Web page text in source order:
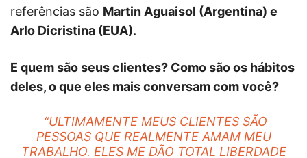
referências são Martin Aguaisol (Argentina) e
Arlo Dicristina (EUA).
E quem são seus clientes? Como são os hábitos
deles, o que eles mais conversam com você?
“ULTIMAMENTE MEUS CLIENTES SÃO
PESSOAS QUE REALMENTE AMAM MEU
TRABALHO. ELES ME DÃO TOTAL LIBERDADE